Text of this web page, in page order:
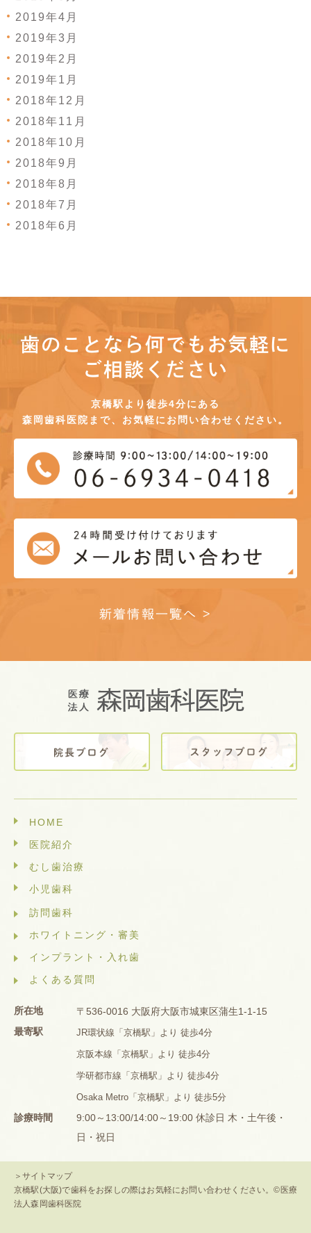
2019年4月
2019年3月
2019年2月
2019年1月
2018年12月
2018年11月
2018年10月
2018年9月
2018年8月
2018年7月
2018年6月
歯のことなら何でもお気軽に
ご相談ください
京橋駅より徒歩4分にある
森岡歯科医院まで、お気軽にお問い合わせください。
新着情報一覧へ >
HOME
医院紹介
むし歯治療
小児歯科
訪問歯科
ホワイトニング・審美
インプラント・入れ歯
よくある質問
所在地
〒536-0016 大阪府大阪市城東区蒲生1-1-15
最寄駅
JR環状線「京橋駅」より 徒歩4分
京阪本線「京橋駅」より 徒歩4分
学研都市線「京橋駅」より 徒歩4分
Osaka Metro「京橋駅」より 徒歩5分
診療時間
9:00～13:00/14:00～19:00 休診日 木・土午後・
日・祝日
＞サイトマップ
京橋駅(大阪)で歯科をお探しの際はお気軽にお問い合わせください。©医療
法人森岡歯科医院